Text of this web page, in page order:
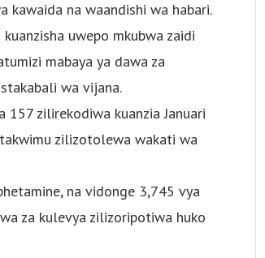
kawaida na waandishi wa habari.
uwepo mkubwa zaidi
mabaya ya dawa za
wa vijana.
157 zilirekodiwa kuanzia Januari
zilizotolewa wakati wa
na vidonge 3,745 vya
za kulevya zilizoripotiwa huko